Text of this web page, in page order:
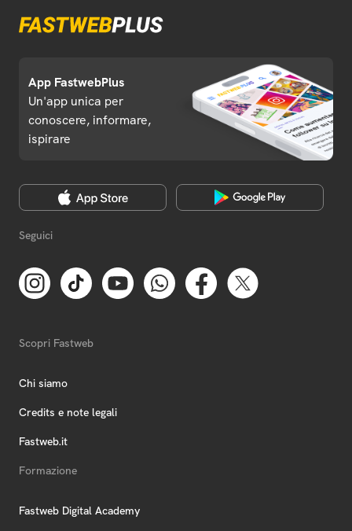
App FastwebPlus
Un'app unica per
conoscere, informare,
ispirare
Seguici
Scopri Fastweb
Chi siamo
Credits e note legali
Fastweb.it
Formazione
Fastweb Digital Academy